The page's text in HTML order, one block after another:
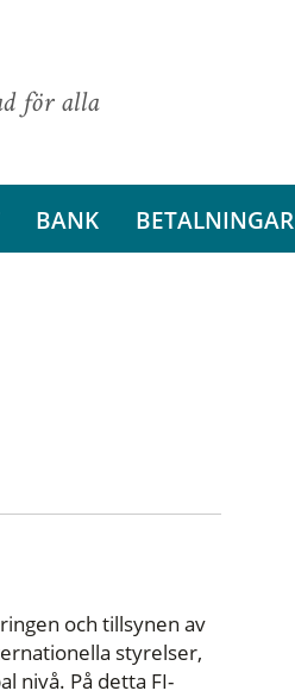
för alla
BANK BETALNINGAR
och tillsynen av
styrelser,
nivå. På detta FI-